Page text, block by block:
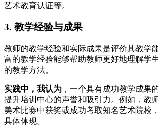
艺术教育认证等。
3. 教学经验与成果
教师的教学经验和实际成果是评价其教学
富的教学经验能够帮助教师更好地理解学
的教学方法。
实践中，我认为 ，一个具有成功教学成果
提升培训中心的声誉和吸引力。例如，教
美术比赛中获奖或成功考取知名艺术院校
具体体现。